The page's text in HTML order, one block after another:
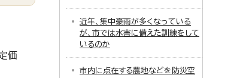
価
近年、集中豪雨が多くなっている
が、市では水害に備えた訓練をして
いるのか
市内に点在する農地などを防災空